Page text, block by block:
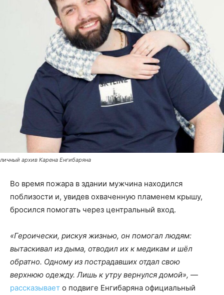
личный архив Карена Енгибаряна
Во время пожара в здании мужчина находился
поблизости и, увидев охваченную пламенем крышу,
бросился помогать через центральный вход.
«Героически, рискуя жизнью, он помогал людям:
вытаскивал из дыма, отводил их к медикам и шёл
обратно. Одному из пострадавших отдал свою
верхнюю одежду. Лишь к утру вернулся домой», —
рассказывает о подвиге Енгибаряна официальный